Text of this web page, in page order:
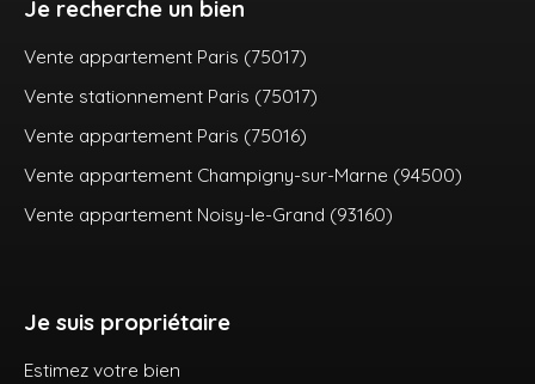
Je recherche un bien
Vente appartement Paris (75017)
Vente stationnement Paris (75017)
Vente appartement Paris (75016)
Vente appartement Champigny-sur-Marne (94500)
Vente appartement Noisy-le-Grand (93160)
Je suis propriétaire
Estimez votre bien